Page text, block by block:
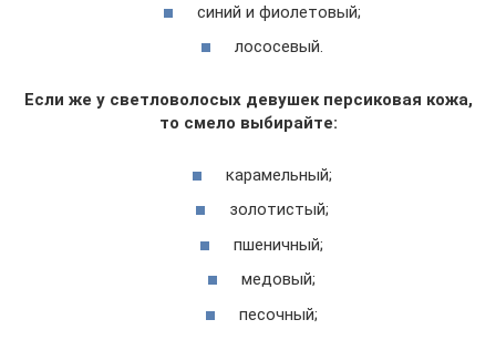
синий и фиолетовый;
лососевый.
Если же у светловолосых девушек персиковая кожа,
то смело выбирайте:
карамельный;
золотистый;
пшеничный;
медовый;
песочный;